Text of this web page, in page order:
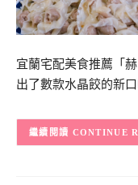
宜蘭宅配美食推薦「
出了數款水晶餃的新
CONTINUE